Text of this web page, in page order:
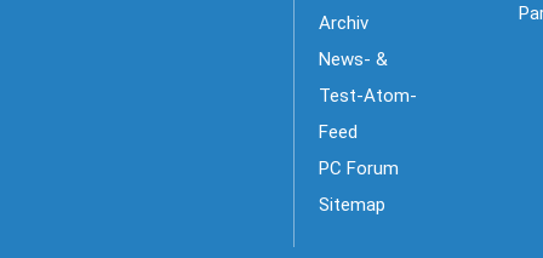
Archiv
News- &
Test-Atom-
Feed
PC Forum
Sitemap